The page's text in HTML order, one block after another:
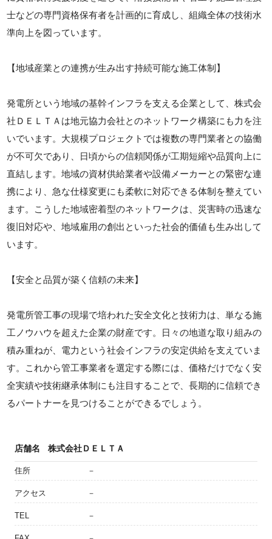
士などの専門資格保有者を計画的に育成し、組織全体の技術水
準向上を図っています。
【地域産業との連携が生み出す持続可能な施工体制】
発電所という地域の基幹インフラを支える企業として、株式会
社ＤＥＬＴＡは地元協力会社とのネットワーク構築にも力を注
いでいます。大規模プロジェクトでは複数の専門業者との協働
が不可欠であり、日頃からの信頼関係が工期短縮や品質向上に
直結します。地域の資材供給業者や設備メーカーとの緊密な連
携により、急な仕様変更にも柔軟に対応できる体制を整えてい
ます。こうした地域密着型のネットワークは、災害時の迅速な
復旧対応や、地域雇用の創出といった社会的価値も生み出して
います。
【安全と品質が築く信頼の未来】
発電所管工事の現場で培われた安全文化と技術力は、単なる施
工ノウハウを超えた企業の財産です。日々の地道な取り組みの
積み重ねが、電力という社会インフラの安定供給を支えていま
す。これから管工事業者を選定する際には、価格だけでなく安
全実績や技術継承体制にも注目することで、長期的に信頼でき
るパートナーを見つけることができるでしょう。
店舗名 株式会社ＤＥＬＴＡ
住所 －
アクセス －
TEL －